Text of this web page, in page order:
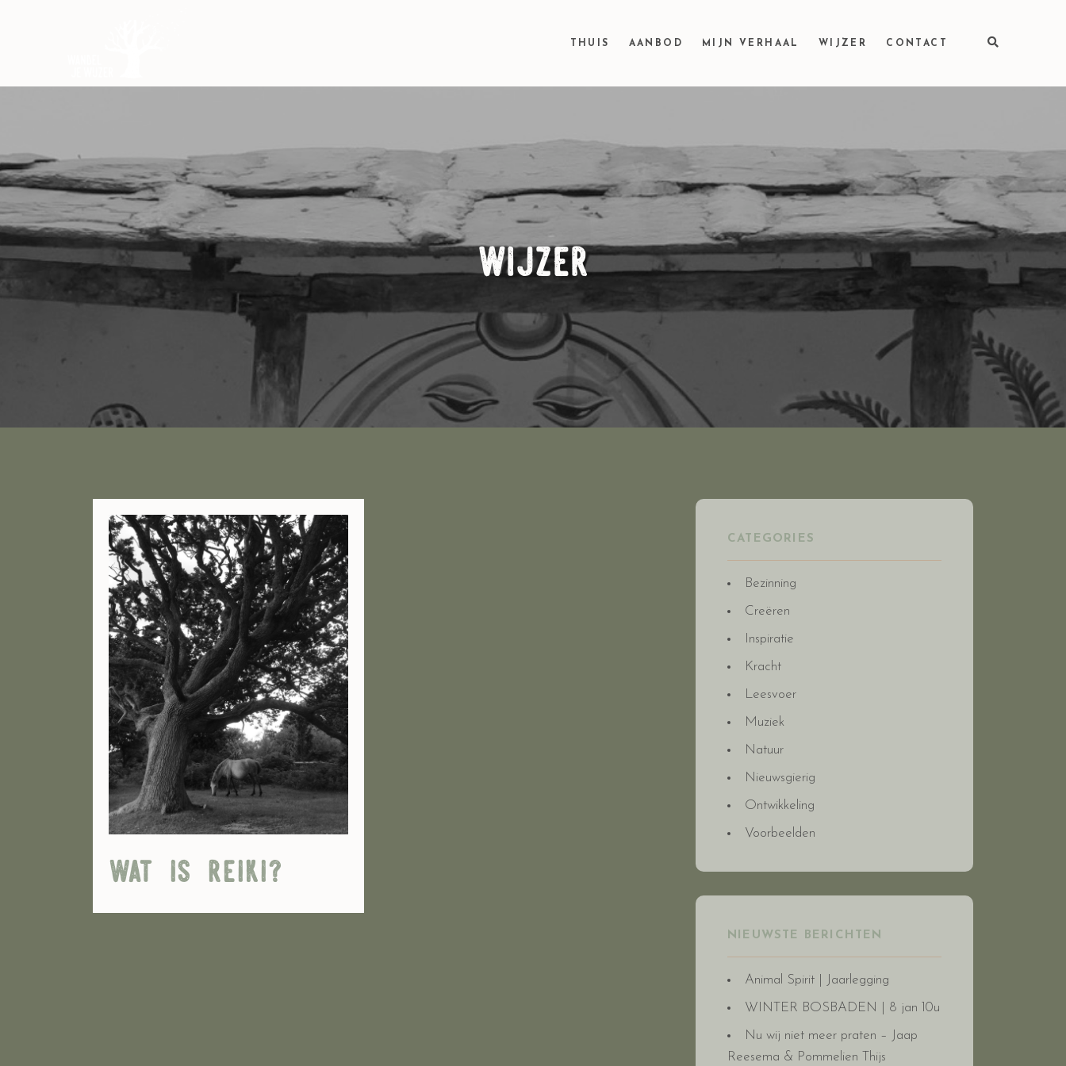
THUIS AANBOD MIJN VERHAAL WIJZER CONTACT
wijzer
wat is reiki?
CATEGORIES
Bezinning
Creëren
Inspiratie
Kracht
Leesvoer
Muziek
Natuur
Nieuwsgierig
Ontwikkeling
Voorbeelden
NIEUWSTE BERICHTEN
Animal Spirit | Jaarlegging
WINTER BOSBADEN | 8 jan 10u
Nu wij niet meer praten – Jaap
Reesema & Pommelien Thijs